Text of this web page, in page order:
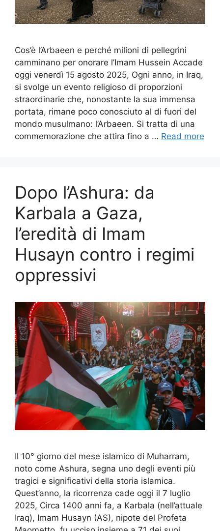
Cos’è l’Arbaeen e perché milioni di pellegrini
camminano per onorare l’Imam Hussein Accade
oggi venerdì 15 agosto 2025, Ogni anno, in Iraq,
si svolge un evento religioso di proporzioni
straordinarie che, nonostante la sua immensa
portata, rimane poco conosciuto al di fuori del
mondo musulmano: l’Arbaeen. Si tratta di una
commemorazione che attira fino a … Read more
Dopo l’Ashura: da
Karbala a Gaza,
l’eredità di Imam
Husayn contro i regimi
oppressivi
Il 10° giorno del mese islamico di Muharram,
noto come Ashura, segna uno degli eventi più
tragici e significativi della storia islamica.
Quest’anno, la ricorrenza cade oggi il 7 luglio
2025, Circa 1400 anni fa, a Karbala (nell’attuale
Iraq), Imam Husayn (AS), nipote del Profeta